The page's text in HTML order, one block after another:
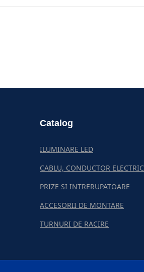
Catalog
ILUMINARE LED
CABLU, CONDUCTOR ELECTRIC
PRIZE SI INTRERUPATOARE
ACCESORII DE MONTARE
TURNURI DE RACIRE